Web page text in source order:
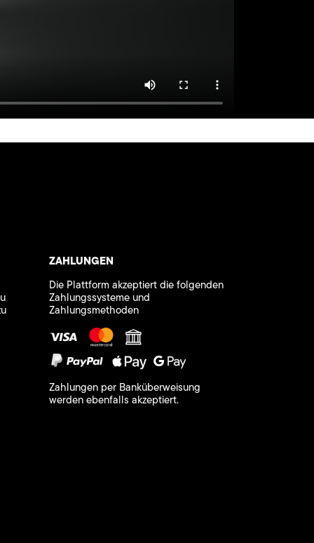
ZAHLUNGEN
Die Plattform akzeptiert die folgenden
Zahlungssysteme und
Zahlungsmethoden
Zahlungen per Banküberweisung
werden ebenfalls akzeptiert.